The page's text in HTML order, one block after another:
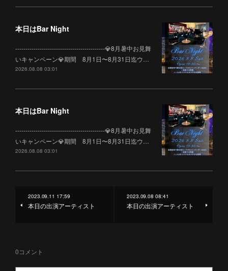
本日はBar Night
--------------------------------------------💎8月暑中お見舞
いキャンペーン💎期間 8月1日〜8月31日迄ウ…
2026.08.08 03:01
本日はBar Night
--------------------------------------------💎8月暑中お見舞
いキャンペーン💎期間 8月1日〜8月31日迄ウ…
2026.08.08 03:01
2023.09.11 17:59
本日の出演アーティスト
2023.09.08 08:41
本日の出演アーティスト
0コメント